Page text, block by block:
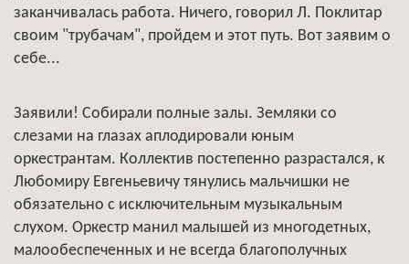
заканчивалась работа. Ничего, говорил Л. Поклитар
своим "трубачам", пройдем и этот путь. Вот заявим о
себе...
Заявили! Собирали полные залы. Земляки со
слезами на глазах аплодировали юным
оркестрантам. Коллектив постепенно разрастался, к
Любомиру Евгеньевичу тянулись мальчишки не
обязательно с исключительным музыкальным
слухом. Оркестр манил малышей из многодетных,
малообеспеченных и не всегда благополучных